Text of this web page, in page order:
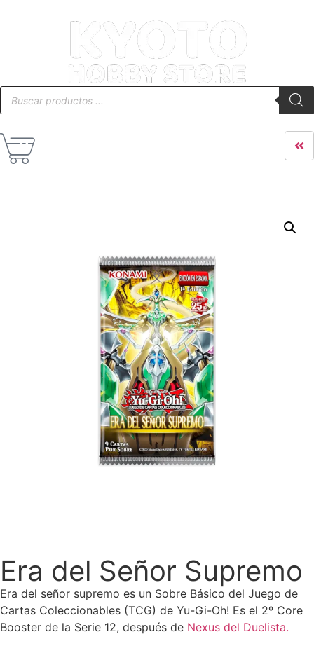
Era del Señor Supremo
Era del señor supremo es un Sobre Básico del Juego de
Cartas Coleccionables (TCG) de Yu-Gi-Oh! Es el 2º Core
Booster de la Serie 12, después de Nexus del Duelista.